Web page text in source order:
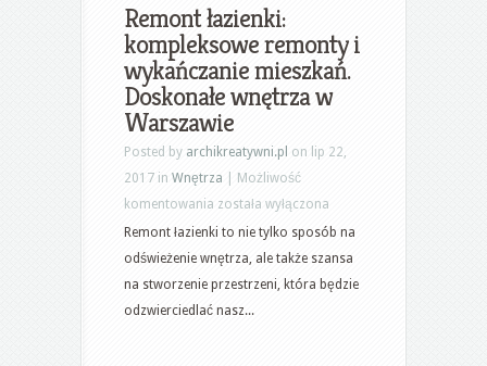
Remont łazienki:
kompleksowe remonty i
wykańczanie mieszkań.
Doskonałe wnętrza w
Warszawie
Posted by archikreatywni.pl on lip 22,
2017 in Wnętrza
Możliwość
komentowania Remont
łazienki:
kompleksowe
remonty
i
została wyłączona
Remont łazienki to nie tylko sposób na
odświeżenie wnętrza, ale także szansa
na stworzenie przestrzeni, która będzie
odzwierciedlać nasz...